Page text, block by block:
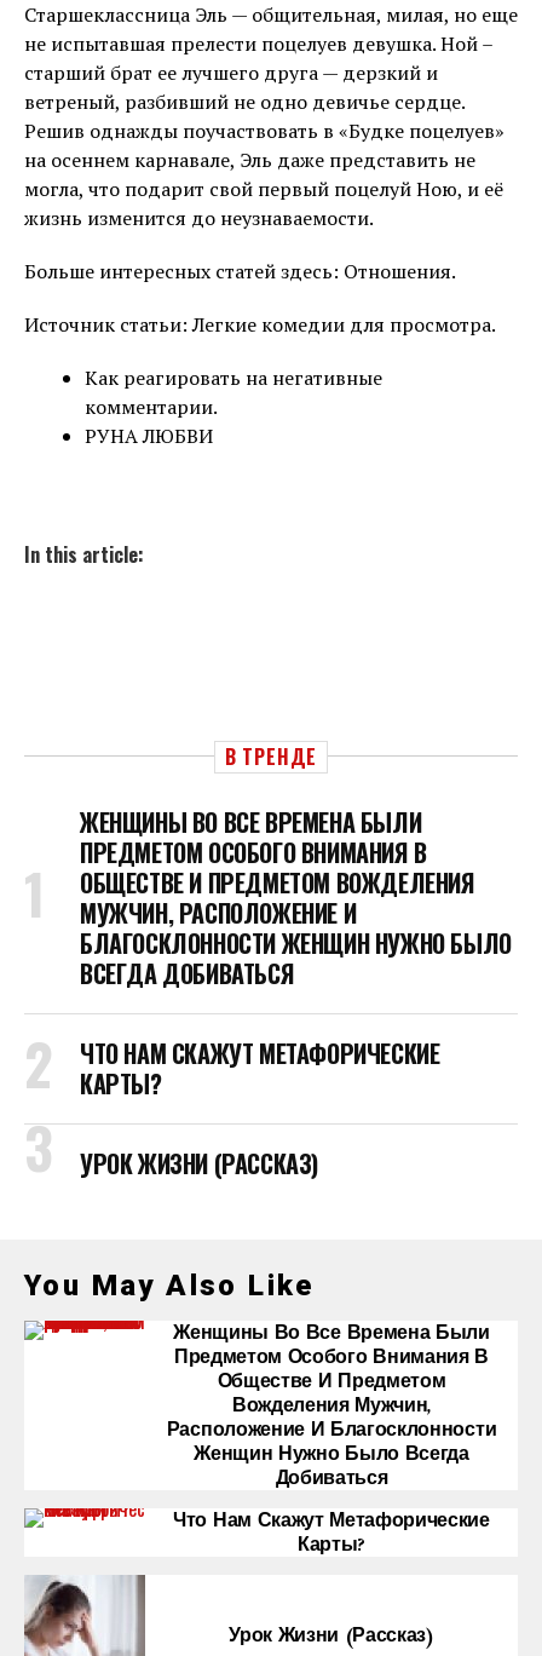
Старшеклассница Эль — общительная, милая, но еще
не испытавшая прелести поцелуев девушка. Ной –
старший брат ее лучшего друга — дерзкий и
ветреный, разбивший не одно девичье сердце.
Решив однажды поучаствовать в «Будке поцелуев»
на осеннем карнавале, Эль даже представить не
могла, что подарит свой первый поцелуй Ною, и её
жизнь изменится до неузнаваемости.
Больше интересных статей здесь: Отношения.
Источник статьи: Легкие комедии для просмотра.
Как реагировать на негативные
комментарии.
РУНА ЛЮБВИ
In this article:
В ТРЕНДЕ
ЖЕНЩИНЫ ВО ВСЕ ВРЕМЕНА БЫЛИ
ПРЕДМЕТОМ ОСОБОГО ВНИМАНИЯ В
ОБЩЕСТВЕ И ПРЕДМЕТОМ ВОЖДЕЛЕНИЯ
МУЖЧИН, РАСПОЛОЖЕНИЕ И
БЛАГОСКЛОННОСТИ ЖЕНЩИН НУЖНО БЫЛО
ВСЕГДА ДОБИВАТЬСЯ
ЧТО НАМ СКАЖУТ МЕТАФОРИЧЕСКИЕ
КАРТЫ?
УРОК ЖИЗНИ (РАССКАЗ)
You May Also Like
Женщины Во Все Времена Были
Предметом Особого Внимания В
Обществе И Предметом
Вожделения Мужчин,
Расположение И Благосклонности
Женщин Нужно Было Всегда
Добиваться
Что Нам Скажут Метафорические
Карты?
Урок Жизни (рассказ)